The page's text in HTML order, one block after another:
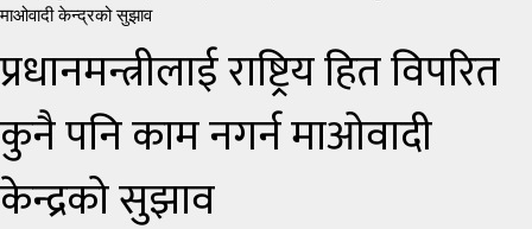
माओवादी केन्द्रको सुझाव
प्रधानमन्त्रीलाई राष्ट्रिय हित विपरित
कुनै पनि काम नगर्न माओवादी
केन्द्रको सुझाव